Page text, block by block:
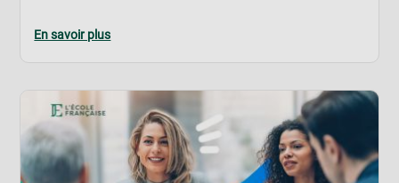
En savoir plus